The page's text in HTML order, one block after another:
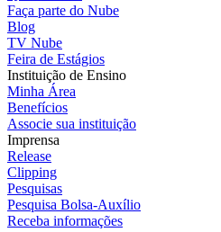
Faça parte do Nube
Blog
TV Nube
Feira de Estágios
Instituição de Ensino
Minha Área
Benefícios
Associe sua instituição
Imprensa
Release
Clipping
Pesquisas
Pesquisa Bolsa-Auxílio
Receba informações